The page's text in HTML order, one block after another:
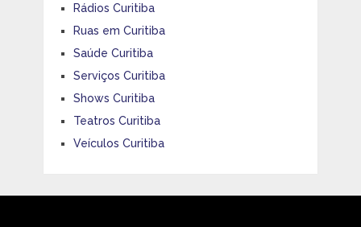
Rádios Curitiba
Ruas em Curitiba
Saúde Curitiba
Serviços Curitiba
Shows Curitiba
Teatros Curitiba
Veículos Curitiba